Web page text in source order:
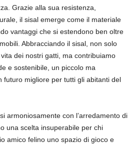
Grazie alla sua resistenza,
il sisal emerge come il materiale
vantaggi che si estendono ben oltre
Abbracciando il sisal, non solo
dei nostri gatti, ma contribuiamo
e sostenibile, un piccolo ma
futuro migliore per tutti gli abitanti del
armoniosamente con l’arredamento di
una scelta insuperabile per chi
amico felino uno spazio di gioco e